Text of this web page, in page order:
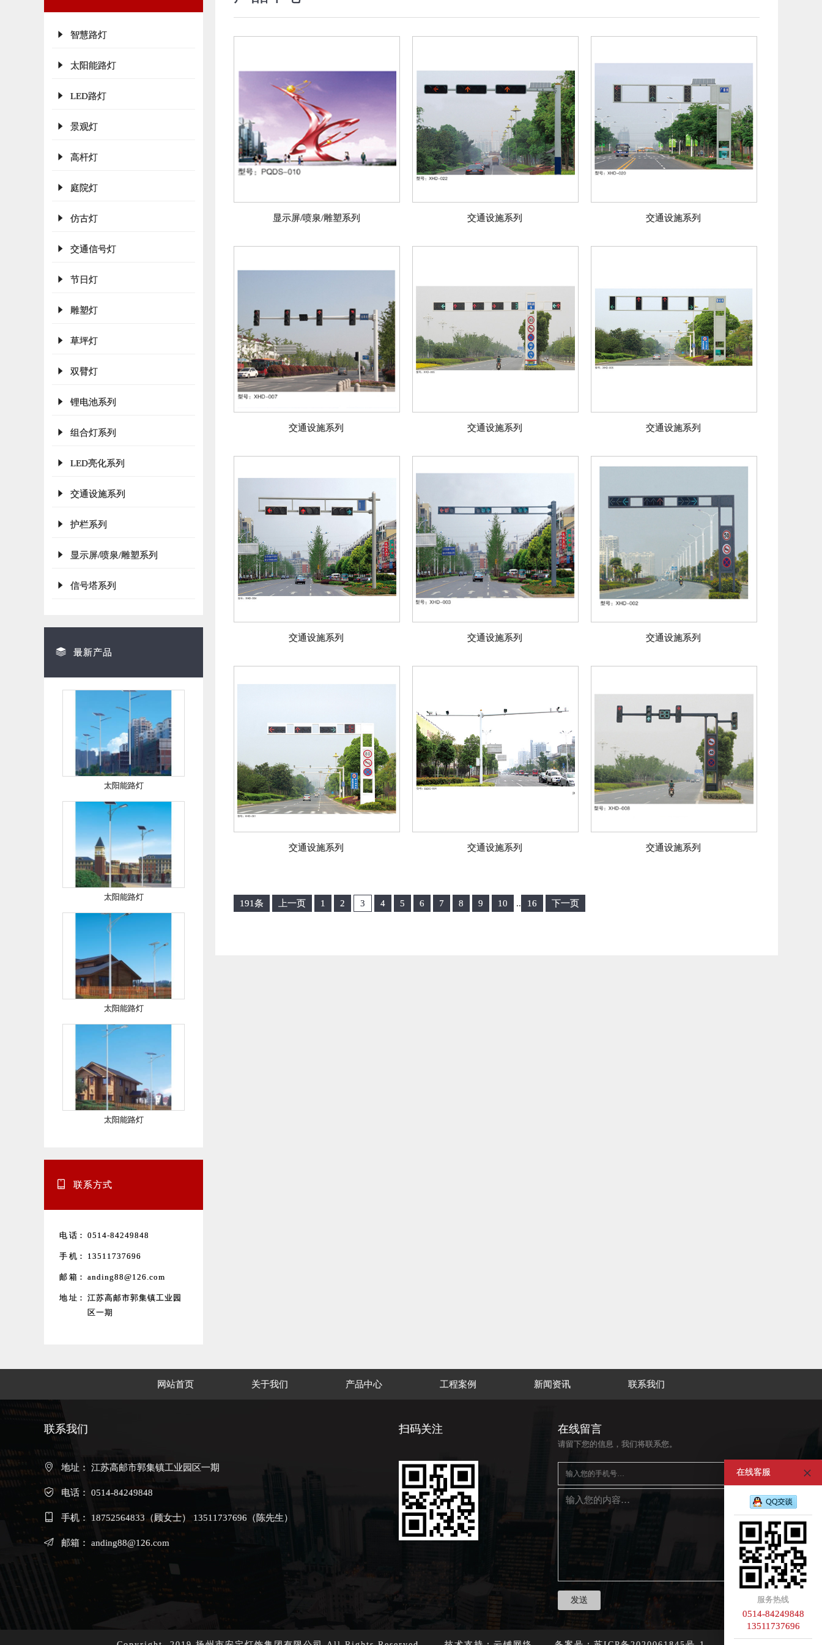
智慧路灯
太阳能路灯
LED路灯
景观灯
高杆灯
庭院灯
仿古灯
交通信号灯
节日灯
雕塑灯
草坪灯
双臂灯
锂电池系列
组合灯系列
LED亮化系列
交通设施系列
护栏系列
显示屏/喷泉/雕塑系列
信号塔系列
最新产品
太阳能路灯
太阳能路灯
太阳能路灯
太阳能路灯
联系方式
电 话： 0514-84249848
手 机： 13511737696
邮 箱： anding88@126.com
地 址： 江苏高邮市郭集镇工业园
区一期
显示屏/喷泉/雕塑系列 交通设施系列 交通设施系列
交通设施系列 交通设施系列 交通设施系列
交通设施系列 交通设施系列 交通设施系列
交通设施系列 交通设施系列 交通设施系列
191条 上一页 1 2 3 4 5 6 7 8 9 10 .. 16 下一页
网站首页 关于我们 产品中心 工程案例 新闻资讯 联系我们
联系我们
地址： 江苏高邮市郭集镇工业园区一期
电话： 0514-84249848
手机： 18752564833（顾女士） 13511737696（陈先生）
邮箱： anding88@126.com
扫码关注 在线留言
请留下您的信息，我们将联系您。
在线客服
服务热线
0514-84249848
13511737696